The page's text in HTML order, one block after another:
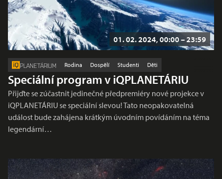
01. 02. 2024, 00:00 – 23:59
PLANETÁRIUM Rodina Dospělí Studenti Děti
Speciální program v iQPLANETÁRIU
Přijďte se zúčastnit jedinečné předpremiéry nové projekce v
iQPLANETÁRIU se speciální slevou! Tato neopakovatelná
událost bude zahájena krátkým úvodním povídáním na téma
legendární…